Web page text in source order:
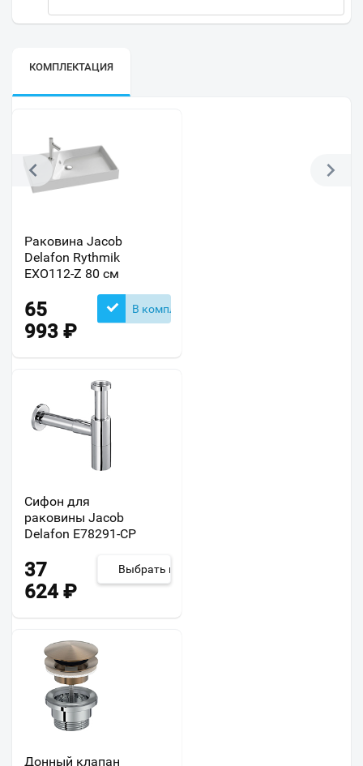
КОМПЛЕКТАЦИЯ
Раковина Jacob
Delafon Rythmik
EXO112-Z 80 см
65
993 ₽
В комплекте
Сифон для
раковины Jacob
Delafon E78291-CP
37
624 ₽
Выбрать из 2
Донный клапан